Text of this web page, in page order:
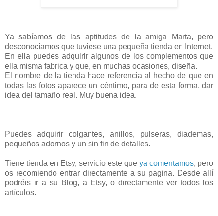
Ya sabíamos de las aptitudes de la amiga Marta, pero
desconocíamos que tuviese una pequeña tienda en Internet.
En ella puedes adquirir algunos de los complementos que
ella misma fabrica y que, en muchas ocasiones, diseña.
El nombre de la tienda hace referencia al hecho de que en
todas las fotos aparece un céntimo, para de esta forma, dar
idea del tamaño real. Muy buena idea.
Puedes adquirir colgantes, anillos, pulseras, diademas,
pequeños adornos y un sin fin de detalles.
Tiene tienda en Etsy, servicio este que ya comentamos, pero
os recomiendo entrar directamente a su pagina. Desde allí
podréis ir a su Blog, a Etsy, o directamente ver todos los
artículos.